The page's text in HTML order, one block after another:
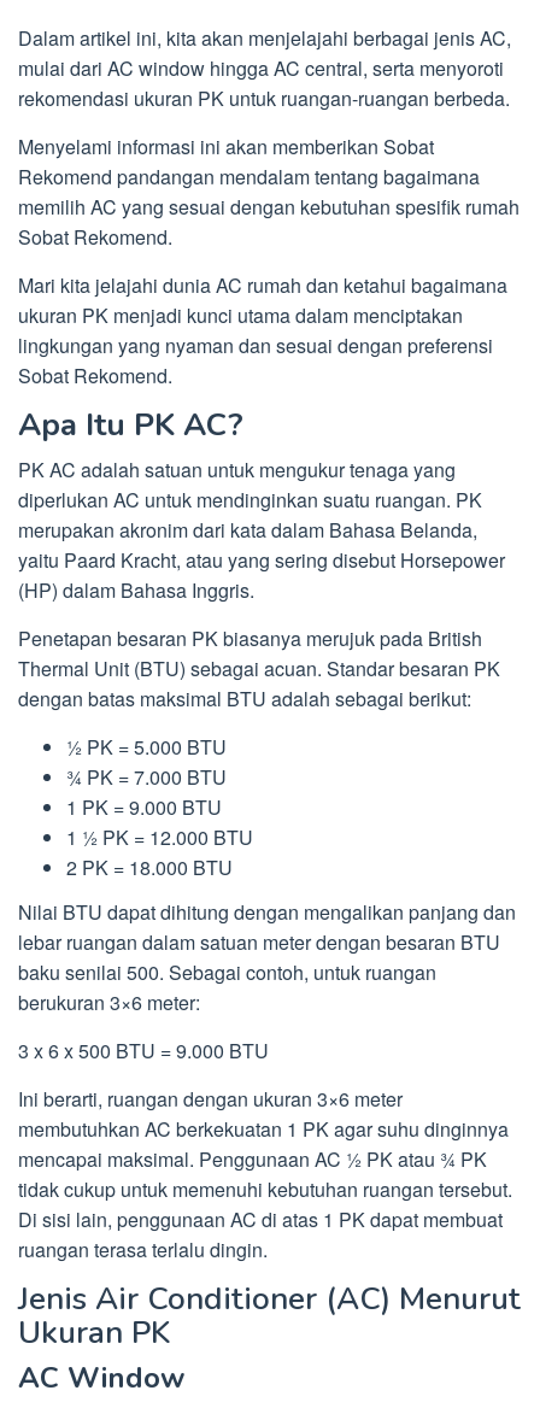
Dalam artikel ini, kita akan menjelajahi berbagai jenis AC,
mulai dari AC window hingga AC central, serta menyoroti
rekomendasi ukuran PK untuk ruangan-ruangan berbeda.
Menyelami informasi ini akan memberikan Sobat
Rekomend pandangan mendalam tentang bagaimana
memilih AC yang sesuai dengan kebutuhan spesifik rumah
Sobat Rekomend.
Mari kita jelajahi dunia AC rumah dan ketahui bagaimana
ukuran PK menjadi kunci utama dalam menciptakan
lingkungan yang nyaman dan sesuai dengan preferensi
Sobat Rekomend.
Apa Itu PK AC?
PK AC adalah satuan untuk mengukur tenaga yang
diperlukan AC untuk mendinginkan suatu ruangan. PK
merupakan akronim dari kata dalam Bahasa Belanda,
yaitu Paard Kracht, atau yang sering disebut Horsepower
(HP) dalam Bahasa Inggris.
Penetapan besaran PK biasanya merujuk pada British
Thermal Unit (BTU) sebagai acuan. Standar besaran PK
dengan batas maksimal BTU adalah sebagai berikut:
½ PK = 5.000 BTU
¾ PK = 7.000 BTU
1 PK = 9.000 BTU
1 ½ PK = 12.000 BTU
2 PK = 18.000 BTU
Nilai BTU dapat dihitung dengan mengalikan panjang dan
lebar ruangan dalam satuan meter dengan besaran BTU
baku senilai 500. Sebagai contoh, untuk ruangan
berukuran 3×6 meter:
3 x 6 x 500 BTU = 9.000 BTU
Ini berarti, ruangan dengan ukuran 3×6 meter
membutuhkan AC berkekuatan 1 PK agar suhu dinginnya
mencapai maksimal. Penggunaan AC ½ PK atau ¾ PK
tidak cukup untuk memenuhi kebutuhan ruangan tersebut.
Di sisi lain, penggunaan AC di atas 1 PK dapat membuat
ruangan terasa terlalu dingin.
Jenis Air Conditioner (AC) Menurut
Ukuran PK
AC Window